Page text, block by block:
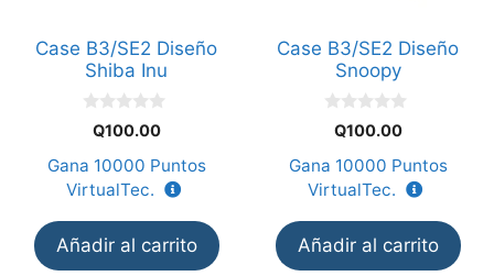
Case B3/SE2 Diseño
Shiba Inu
5
Q100.00
Gana 10000 Puntos
VirtualTec.
Añadir al carrito
Case B3/SE2 Diseño
Snoopy
5
Q100.00
Gana 10000 Puntos
VirtualTec.
Añadir al carrito